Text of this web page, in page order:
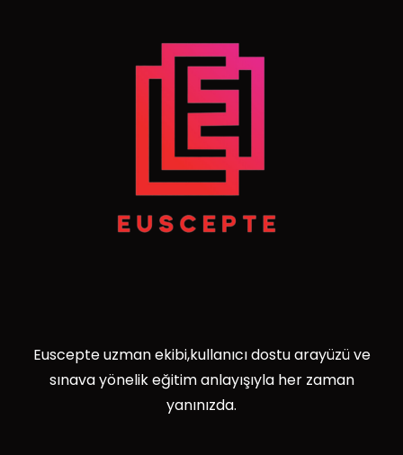
Euscepte uzman ekibi,kullanıcı dostu arayüzü ve
sınava yönelik eğitim anlayışıyla her zaman
yanınızda.